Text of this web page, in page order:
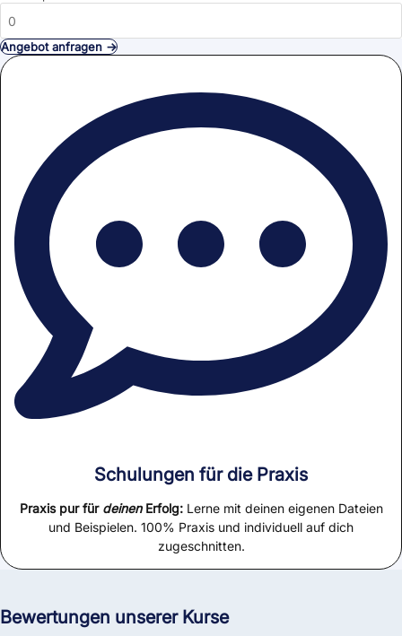
Angebot anfragen →
Schulungen für die Praxis
Praxis pur für deinen Erfolg: Lerne mit deinen eigenen Dateien
und Beispielen. 100% Praxis und individuell auf dich
zugeschnitten.
Bewertungen unserer Kurse